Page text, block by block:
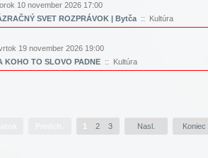
10 november 2026 17:00
SVET ROZPRÁVOK | Bytča:: Kultúra
19 november 2026 19:00
KOHO TO SLOVO PADNE:: Kultúra
1 2 3 Nasl. Koniec